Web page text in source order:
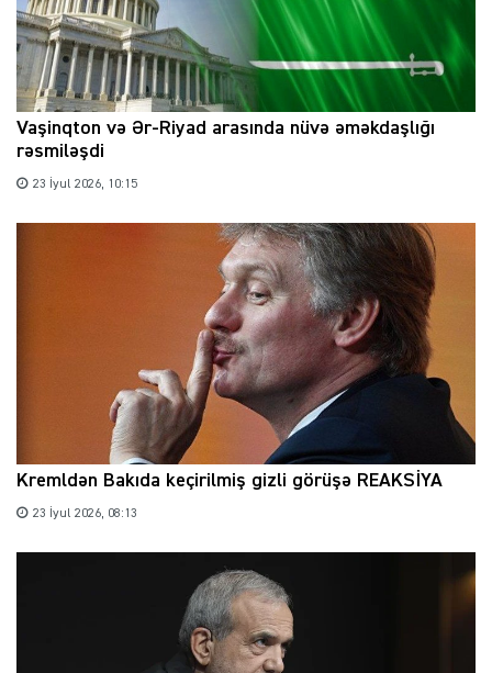
Vaşinqton və Ər-Riyad arasında nüvə əməkdaşlığı
rəsmiləşdi
23 İyul 2026, 10:15
Kremldən Bakıda keçirilmiş gizli görüşə REAKSİYA
23 İyul 2026, 08:13